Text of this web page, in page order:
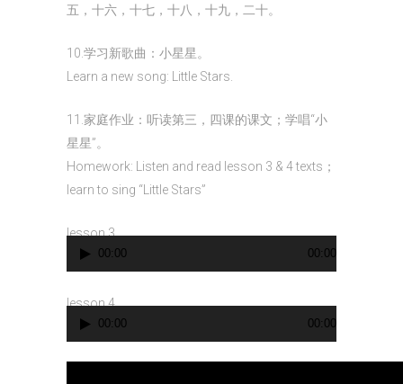
五，十六，十七，十八，十九，二十。
10.学习新歌曲：小星星。
Learn a new song: Little Stars.
11.家庭作业：听读第三，四课的课文；学唱“小
星星”。
Homework: Listen and read lesson 3 & 4 texts；
learn to sing “Little Stars”
lesson 3
Audio 00:00 00:00
lesson 4
Audio 00:00 00:00